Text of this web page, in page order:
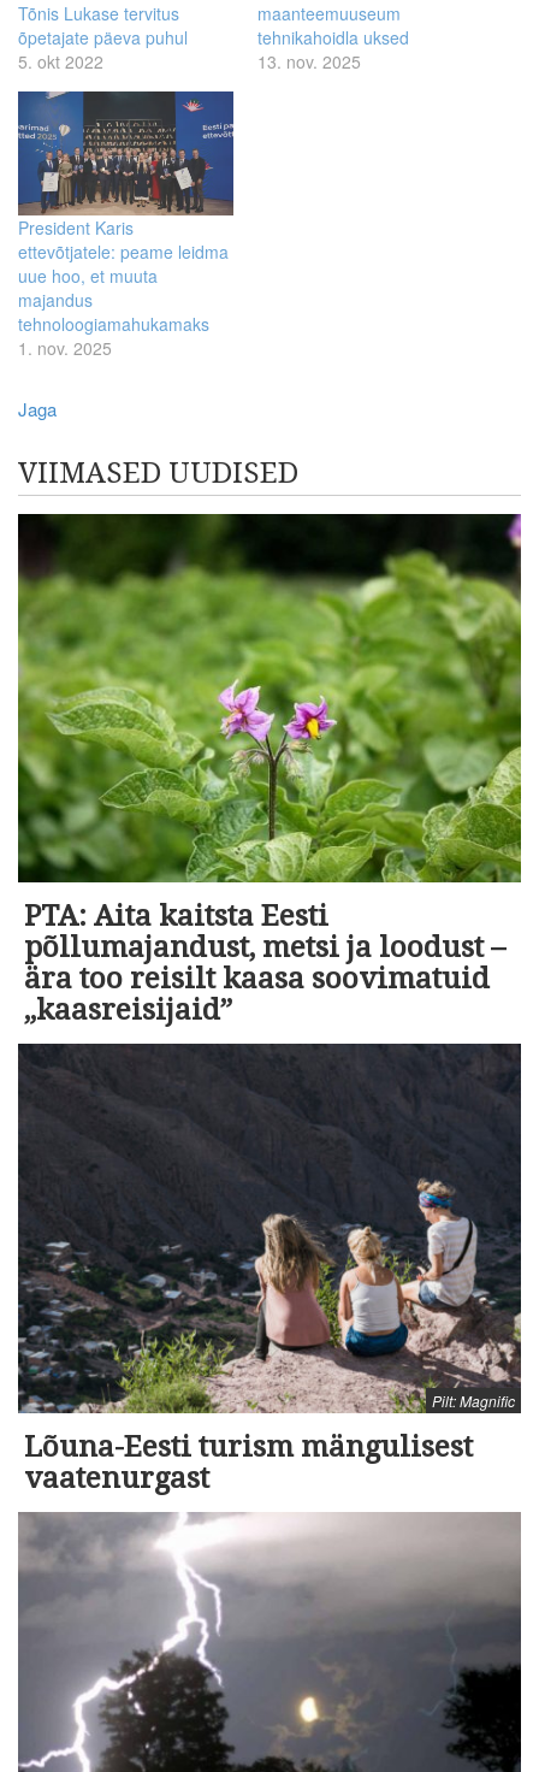
Tõnis Lukase tervitus
õpetajate päeva puhul
5. okt 2022
maanteemuuseum
tehnikahoidla uksed
13. nov. 2025
President Karis
ettevõtjatele: peame leidma
uue hoo, et muuta
majandus
tehnoloogiamahukamaks
1. nov. 2025
Jaga
VIIMASED UUDISED
PTA: Aita kaitsta Eesti
põllumajandust, metsi ja loodust –
ära too reisilt kaasa soovimatuid
„kaasreisijaid”
Pilt: Magnific
Lõuna-Eesti turism mängulisest
vaatenurgast